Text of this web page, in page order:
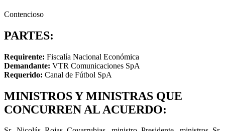
Contencioso
PARTES:
Requirente: Fiscalía Nacional Económica
Demandante: VTR Comunicaciones SpA
Requerido: Canal de Fútbol SpA
MINISTROS Y MINISTRAS QUE
CONCURREN AL ACUERDO: